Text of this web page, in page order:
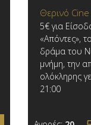
Θερινό
5€ για
«Απόντες»,
δράμα του
μνήμη, την
ολόκληρης
21:00